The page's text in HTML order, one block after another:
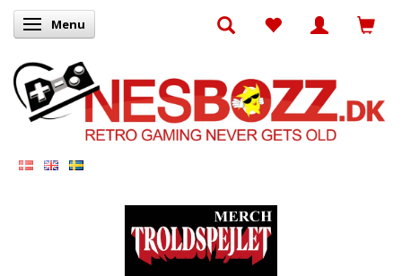
Skifte navigation
Menu